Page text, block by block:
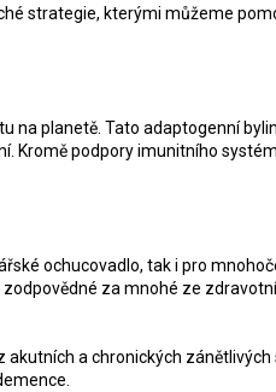
strategie, kterými můžeme
na planetě. Tato adaptogenní
Kromě podpory imunitního
ochucovadlo, tak i pro
za mnohé ze
a chronických